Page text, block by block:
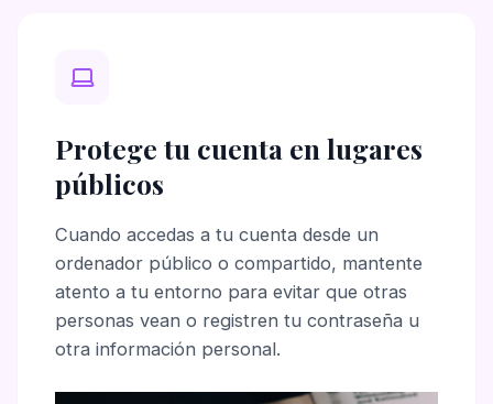
Protege tu cuenta en lugares
públicos
Cuando accedas a tu cuenta desde un
ordenador público o compartido, mantente
atento a tu entorno para evitar que otras
personas vean o registren tu contraseña u
otra información personal.